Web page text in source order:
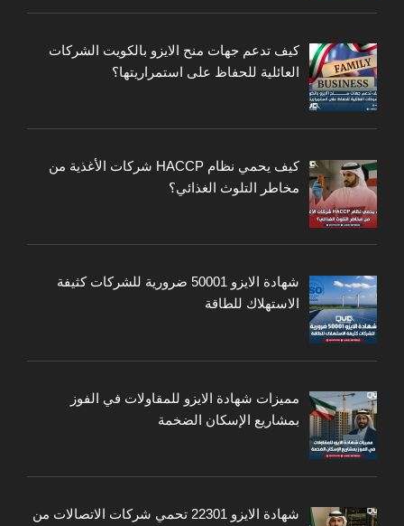
كيف تدعم جهات منح الايزو بالكويت الشركات
العائلية للحفاظ على استمراريتها؟
كيف يحمي نظام HACCP شركات الأغذية من
مخاطر التلوث الغذائي؟
شهادة الايزو 50001 ضرورية للشركات كثيفة
الاستهلاك للطاقة
مميزات شهادة الايزو للمقاولات في الفوز
بمشاريع الإسكان الضخمة
شهادة الايزو 22301 تحمي شركات الاتصالات من